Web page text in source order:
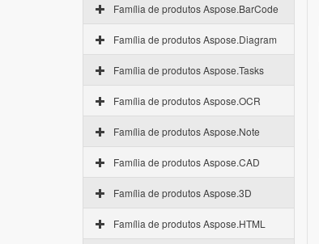
Família de produtos Aspose.BarCode
Família de produtos Aspose.Diagram
Família de produtos Aspose.Tasks
Família de produtos Aspose.OCR
Família de produtos Aspose.Note
Família de produtos Aspose.CAD
Família de produtos Aspose.3D
Família de produtos Aspose.HTML